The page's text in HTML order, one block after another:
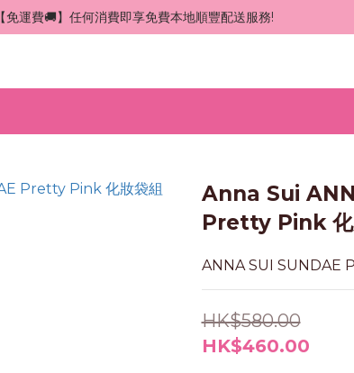
【免運費🚚】任何消費即享免費本地順豐配送服務!
Anna Sui
Pretty Pink 化
ANNA SUI SUNDAE
HK$580.00
HK$460.00